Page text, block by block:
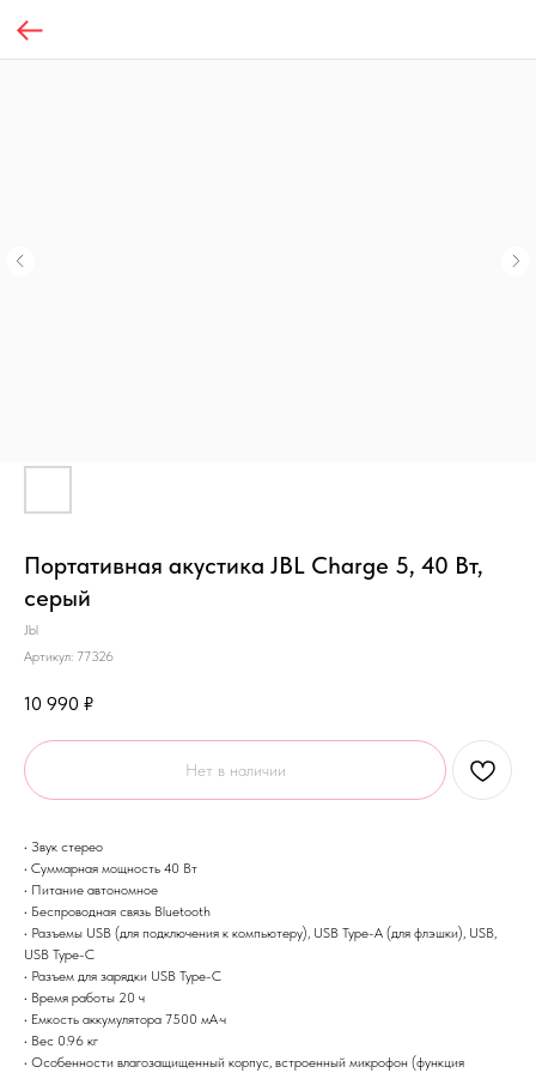
Портативная акустика JBL Charge 5, 40 Вт,
серый
Jbl
Артикул: 77326
10 990 ₽
Нет в наличии
• Звук стерео
• Суммарная мощность 40 Вт
• Питание автономное
• Беспроводная связь Bluetooth
• Разъемы USB (для подключения к компьютеру), USB Type-A (для флэшки), USB,
USB Type-C
• Разъем для зарядки USB Type-C
• Время работы 20 ч
• Емкость аккумулятора 7500 мА·ч
• Вес 0.96 кг
• Особенности влагозащищенный корпус, встроенный микрофон (функция